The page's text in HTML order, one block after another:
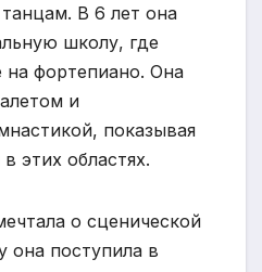
В 6 лет она
школу, где
на фортепиано. Она
и
показывая
этих областях.
о сценической
она поступила в